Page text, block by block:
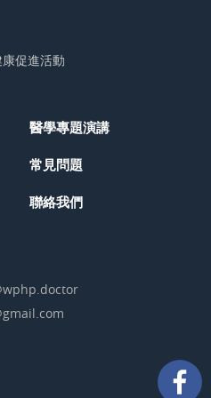
促進活動
醫學專題演講
常見問題
聯絡我們